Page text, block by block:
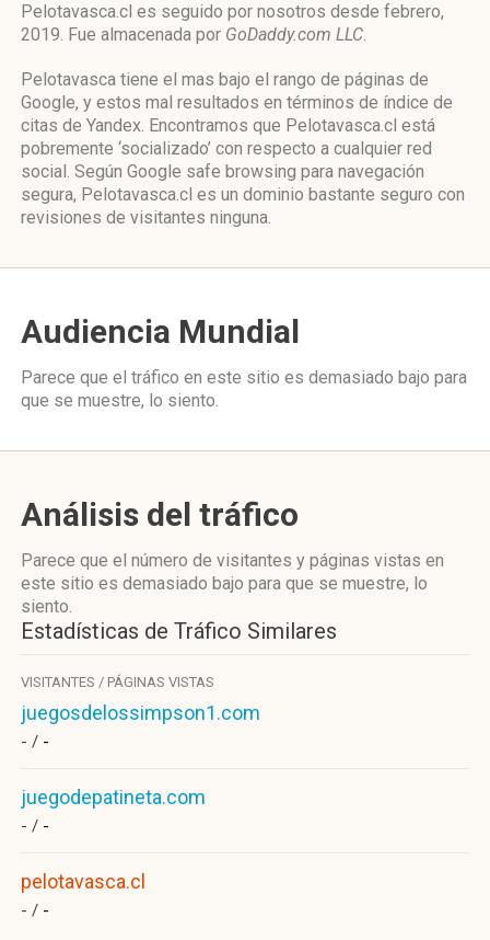
Pelotavasca.cl es seguido por nosotros desde febrero,
2019. Fue almacenada por GoDaddy.com LLC.
Pelotavasca tiene el mas bajo el rango de páginas de
Google, y estos mal resultados en términos de índice de
citas de Yandex. Encontramos que Pelotavasca.cl está
pobremente ‘socializado’ con respecto a cualquier red
social. Según Google safe browsing para navegación
segura, Pelotavasca.cl es un dominio bastante seguro con
revisiones de visitantes ninguna.
Audiencia Mundial
Parece que el tráfico en este sitio es demasiado bajo para
que se muestre, lo siento.
Análisis del tráfico
Parece que el número de visitantes y páginas vistas en
este sitio es demasiado bajo para que se muestre, lo
siento.
Estadísticas de Tráfico Similares
VISITANTES / PÁGINAS VISTAS
juegosdelossimpson1.com
- / -
juegodepatineta.com
- / -
pelotavasca.cl
- / -